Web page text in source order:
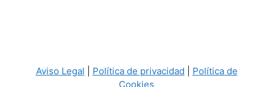
Aviso Legal Política de privacidad
Política de
Cookies